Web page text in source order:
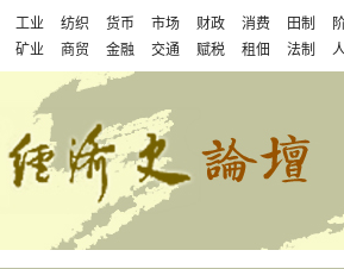
工业 纺织 货币 市场 财政 消费 田制
矿业 商贸 金融 交通 赋税 租佃 法制